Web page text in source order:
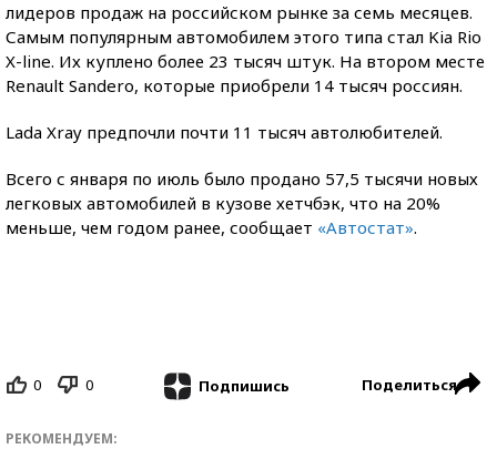
лидеров продаж на российском рынке за семь месяцев.
Самым популярным автомобилем этого типа стал Kia Rio
X-line. Их куплено более 23 тысяч штук. На втором месте
Renault Sandero, которые приобрели 14 тысяч россиян.
Lada Xray предпочли почти 11 тысяч автолюбителей.
Всего с января по июль было продано 57,5 тысячи новых
легковых автомобилей в кузове хетчбэк, что на 20%
меньше, чем годом ранее, сообщает «Автостат».
0 0 Подпишись Поделиться
РЕКОМЕНДУЕМ: